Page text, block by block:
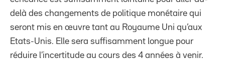
delà des changements de politique monétaire qui
seront mis en œuvre tant au Royaume Uni qu’aux
Etats-Unis. Elle sera suffisamment longue pour
réduire l’incertitude au cours des 4 années à venir.